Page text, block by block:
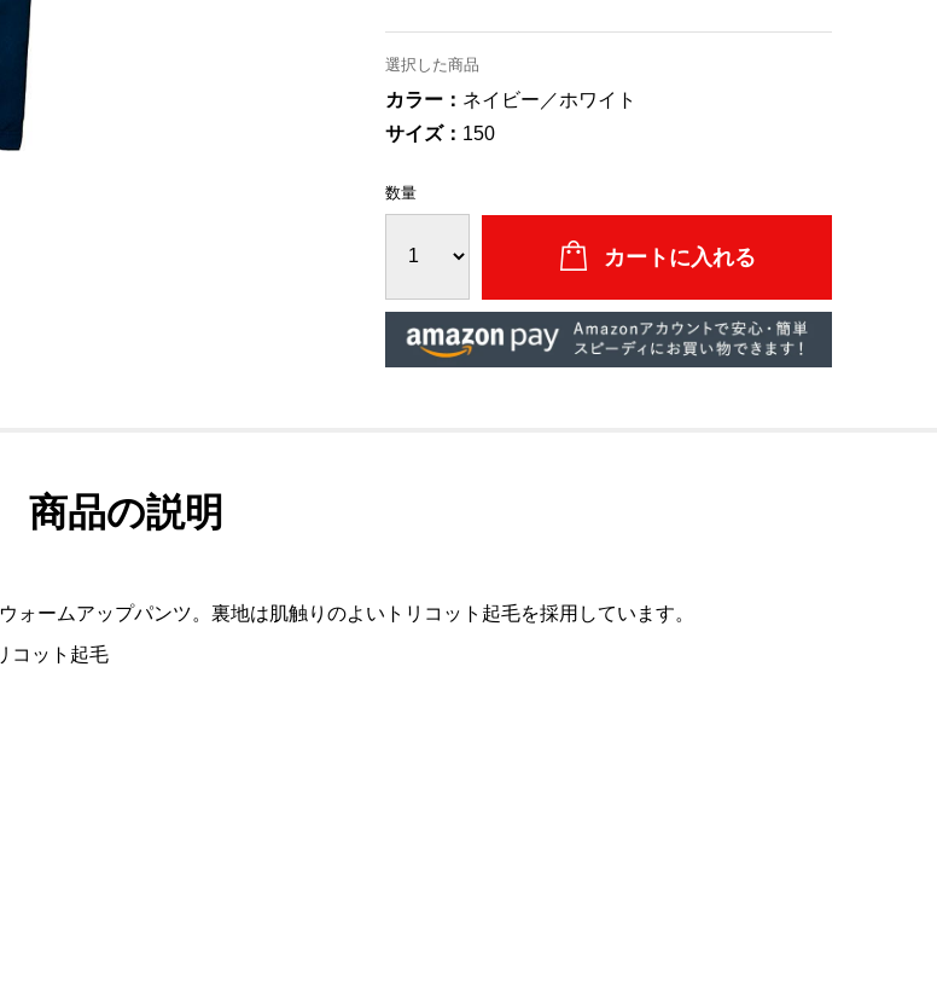
選択した商品
カラー： ネイビー／ホワイト
サイズ： 150
数量
商品の説明
ームアップパンツ。裏地は肌触りのよいトリコット起毛を採用しています。
コット起毛